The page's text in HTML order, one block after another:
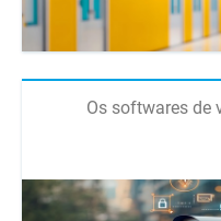
Os softwares de